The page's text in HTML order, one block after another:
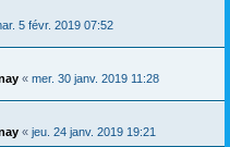
5 févr. 2019 07:52
« mer. 30 janv. 2019 11:28
« jeu. 24 janv. 2019 19:21